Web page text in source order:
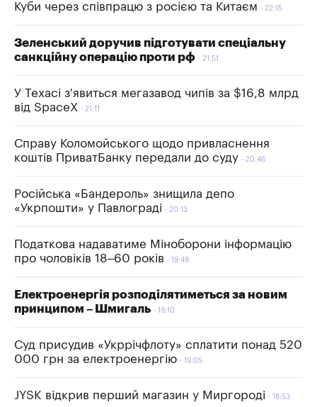
Куби через співпрацю з росією та Китаєм
22:15
Зеленський доручив підготувати спеціальну
санкційну операцію проти рф
21:51
У Техасі з'явиться мегазавод чипів за $16,8 млрд
від SpaceX
21:11
Справу Коломойського щодо привласнення
коштів ПриватБанку передали до суду
20:46
Російська «Бандероль» знищила депо
«Укрпошти» у Павлограді
20:13
Податкова надаватиме Міноборони інформацію
про чоловіків 18–60 років
19:49
Електроенергія розподілятиметься за новим
принципом – Шмигаль
19:10
Суд присудив «Укррічфлоту» сплатити понад 520
000 грн за електроенергію
19:05
JYSK відкрив перший магазин у Миргороді 18:53